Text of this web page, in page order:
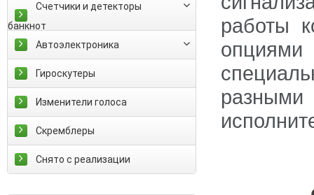
Счетчики и детекторы
банкнот
Автоэлектроника
Гироскутеры
Изменители голоса
Скремблеры
Снято с реализации
работы